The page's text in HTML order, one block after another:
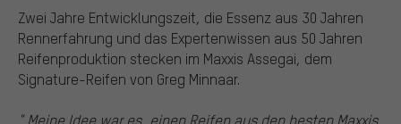
Zwei Jahre Entwicklungszeit, die Essenz aus 30 Jahren
Rennerfahrung und das Expertenwissen aus 50 Jahren
Reifenproduktion stecken im Maxxis Assegai, dem
Signature-Reifen von Greg Minnaar.
" Meine Idee war es, einen Reifen aus den besten Maxxis